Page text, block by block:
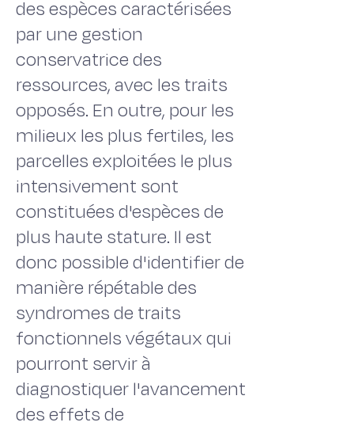
des espèces caractérisées
par une gestion
conservatrice des
ressources, avec les traits
opposés. En outre, pour les
milieux les plus fertiles, les
parcelles exploitées le plus
intensivement sont
constituées d'espèces de
plus haute stature. Il est
donc possible d'identifier de
manière répétable des
syndromes de traits
fonctionnels végétaux qui
pourront servir à
diagnostiquer l'avancement
des effets de